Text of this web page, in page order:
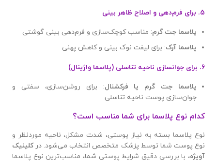
5. برای فرم‌دهی و اصلاح ظاهر بینی
پلاسما جت گرم: مناسب کوچک‌سازی و فرم‌دهی بینی گوشتی
پلاسما آرک: برای لیفت نوک بینی و کاهش پهنی
6. برای جوانسازی ناحیه تناسلی (پلاسما واژینال)
پلاسما جت گرم یا فرکشنال: برای روشن‌سازی، سفتی و
جوان‌سازی پوست ناحیه تناسلی
کدام نوع پلاسما برای شما مناسب است؟
نوع پلاسما بسته به نیاز پوستی، شدت مشکل، ناحیه موردنظر و
نوع پوست شما توسط پزشک متخصص انتخاب می‌شود. درکلینیک
آویژه، با بررسی دقیق شرایط پوستی شما، مناسب‌ترین نوع پلاسما